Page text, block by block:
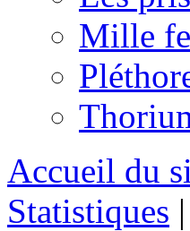
Mille
Accueil du
Statistiques |